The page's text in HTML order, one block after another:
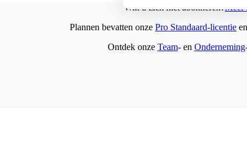
Wilt u zich niet abonneren?Meer
Plannen bevatten onze Pro Standaard-licentie
Ontdek onze Team- en Onderneming